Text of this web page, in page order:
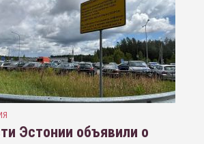
Эстонии объявили о